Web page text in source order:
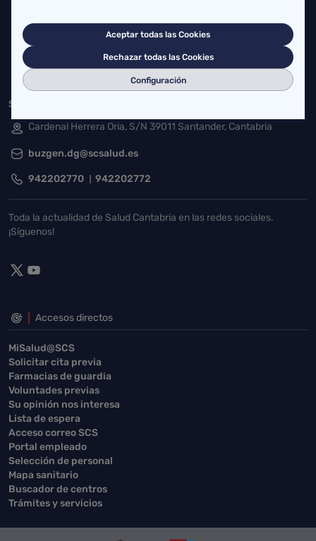
atencionusuario@cantabria.es
942208130 942395562
Servicio Cántabro de Salud
Cardenal Herrera Oria, S/N 39011 Santander, Cantabria
buzgen.dg@scsalud.es
942202770 942202772
Toda la actualidad de Salud Cantabria en las redes sociales.
¡Síguenos!
Accesos directos
MiSalud@SCS
Solicitar cita previa
Farmacias de guardia
Voluntades previas
Su opinión nos interesa
Lista de espera
Acceso correo SCS
Portal empleado
Selección de personal
Mapa sanitario
Buscador de centros
Trámites y servicios
Aceptar todas las Cookies
Rechazar todas las Cookies
Configuración